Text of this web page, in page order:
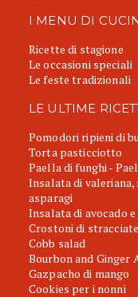
I MENU DI
Ricette di stagione
Le occasioni speciali
Le feste tradizionali
LE ULTIME
Pomodori ripieni di
Torta pasticciotto
Paella di funghi -
Insalata di
asparagi
Insalata di avocado
Crostoni di
Cobb salad
Bourbon and Ginger
Gazpacho di mango
Cookies per i nonni